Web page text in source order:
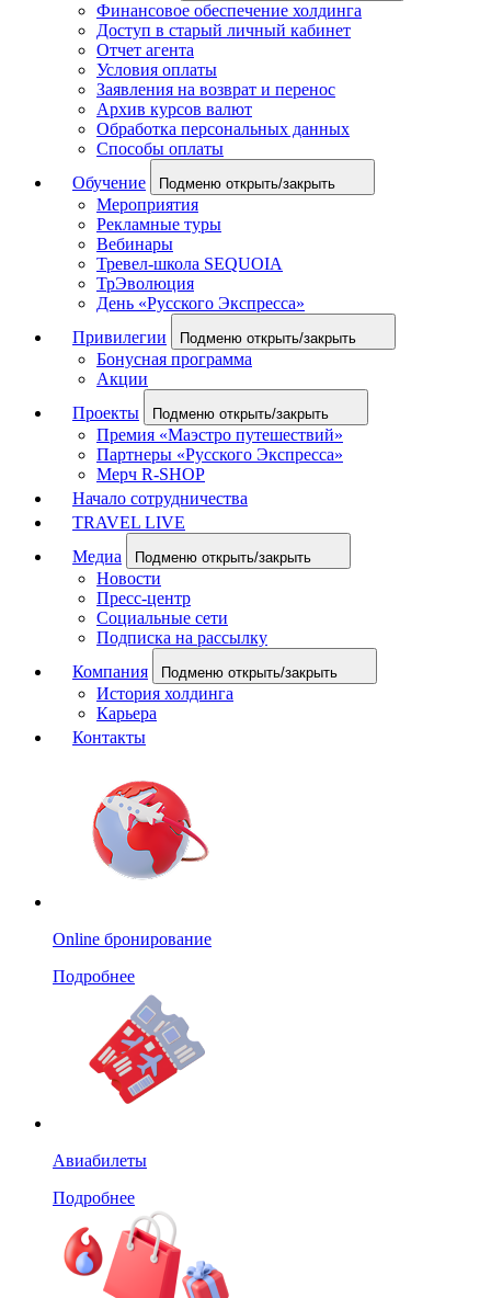
Финансовое обеспечение холдинга
Доступ в старый личный кабинет
Отчет агента
Условия оплаты
Заявления на возврат и перенос
Архив курсов валют
Обработка персональных данных
Способы оплаты
Обучение
Подменю открыть/закрыть
Мероприятия
Рекламные туры
Вебинары
Тревел-школа SEQUOIA
ТрЭволюция
День «Русского Экспресса»
Привилегии
Подменю открыть/закрыть
Бонусная программа
Акции
Проекты
Подменю открыть/закрыть
Премия «Маэстро путешествий»
Партнеры «Русского Экспресса»
Мерч R-SHOP
Начало сотрудничества
TRAVEL LIVE
Медиа
Подменю открыть/закрыть
Новости
Пресс-центр
Социальные сети
Подписка на рассылку
Компания
Подменю открыть/закрыть
История холдинга
Карьера
Контакты
Online бронирование
Подробнее
Авиабилеты
Подробнее